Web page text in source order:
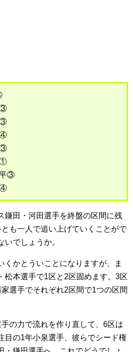
③
③
④
③
①
平③
④
田・河田選手を終盤の区間に残
も一人で追い上げていくことがで
いでしょうか。
かとういことになりますが、ま
松本選手で1区と2区固めます。3区
選手でそれぞれ2区間で1つの区間
の力で流れを作り直して、6区は
目の1年小泉選手、彼らでシード権